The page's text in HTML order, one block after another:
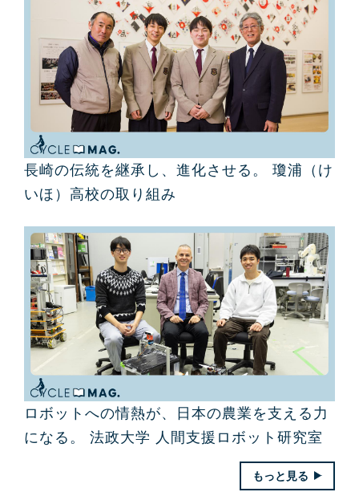
長崎の伝統を継承し、進化させる。 瓊浦（け
いほ）高校の取り組み
ロボットへの情熱が、日本の農業を支える力
になる。 法政大学 人間支援ロボット研究室
もっと見る